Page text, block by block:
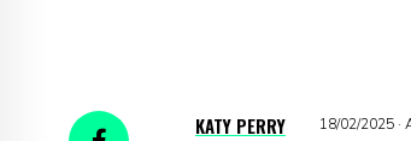
KATY PERRY 18/02/2025 ·